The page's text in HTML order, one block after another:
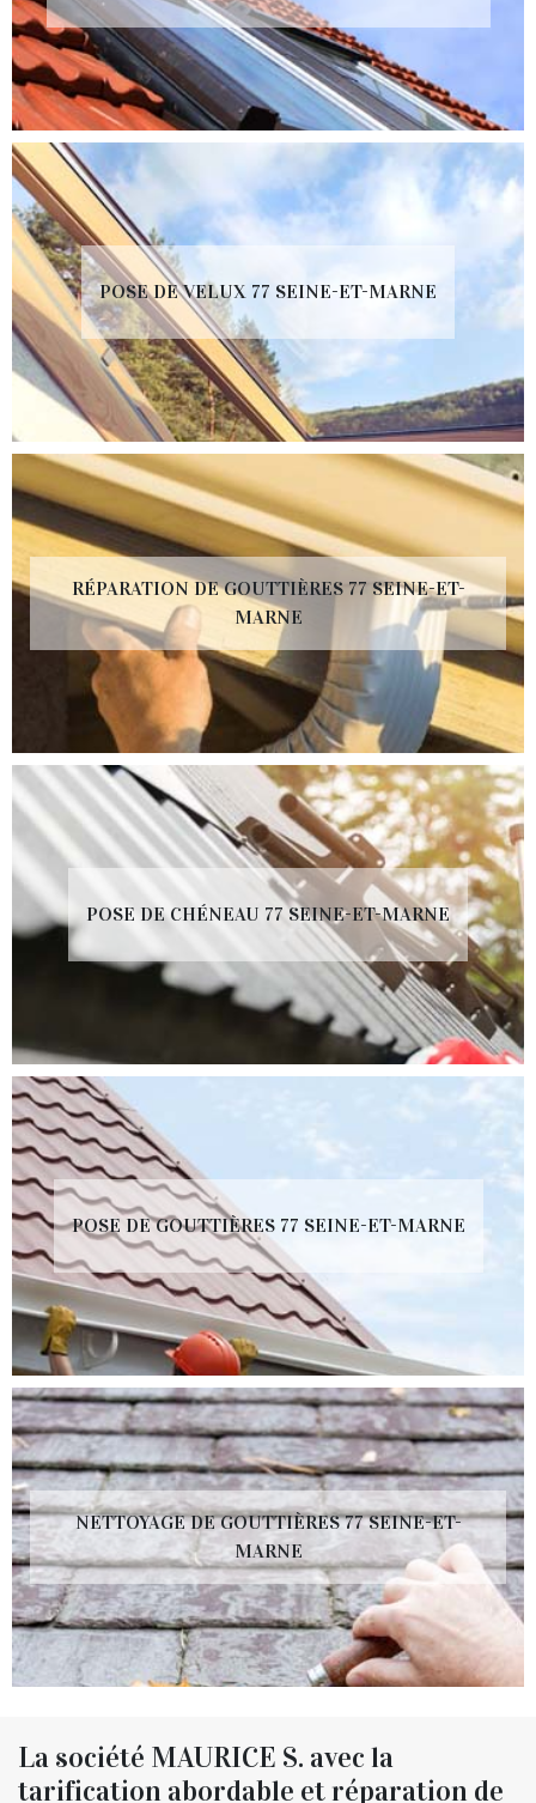
POSE DE VELUX 77 SEINE-ET-MARNE
RÉPARATION DE GOUTTIÈRES 77 SEINE-ET-
MARNE
POSE DE CHÉNEAU 77 SEINE-ET-MARNE
POSE DE GOUTTIÈRES 77 SEINE-ET-MARNE
NETTOYAGE DE GOUTTIÈRES 77 SEINE-ET-
MARNE
La société MAURICE S. avec la
tarification abordable et réparation de